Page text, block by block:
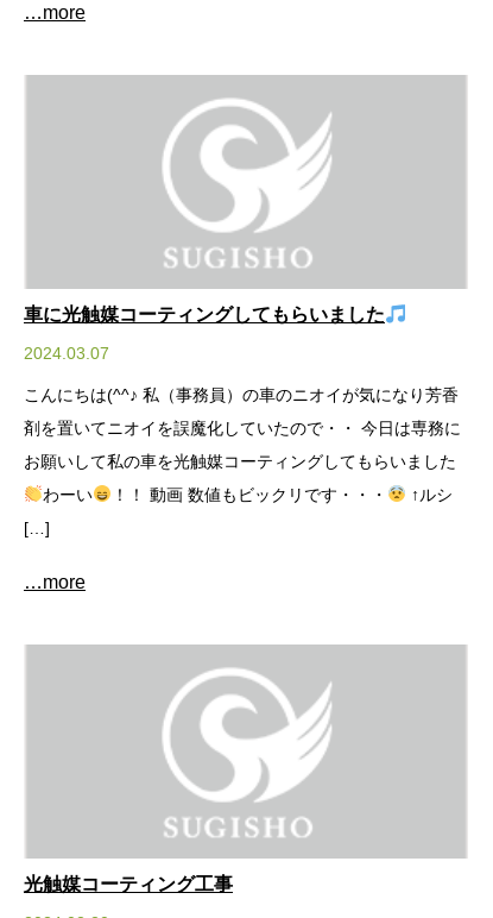
…more
車に光触媒コーティングしてもらいました
2024.03.07
こんにちは(^^♪ 私（事務員）の車のニオイが気になり芳香
剤を置いてニオイを誤魔化していたので・・ 今日は専務に
お願いして私の車を光触媒コーティングしてもらいました
わーい
！！ 動画 数値もビックリです・・・
↑ルシ
[…]
…more
光触媒コーティング工事